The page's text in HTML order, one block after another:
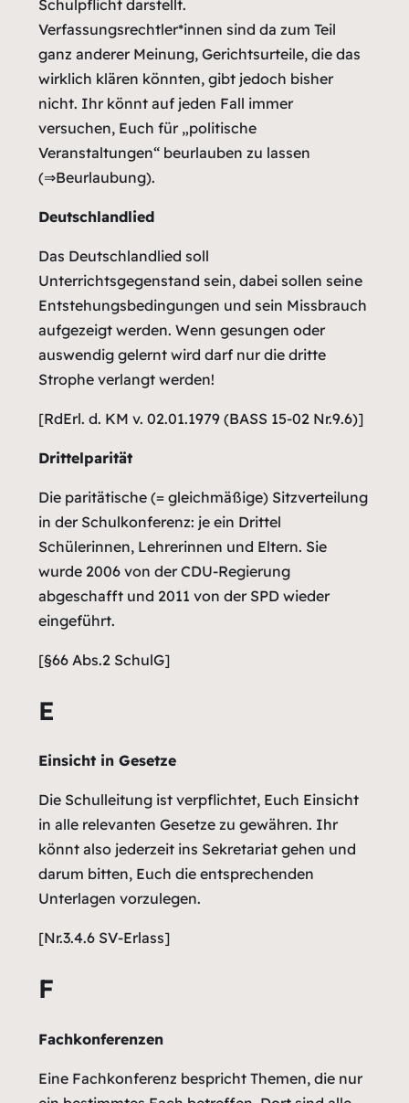
Schulpflicht darstellt.
Verfassungsrechtler*innen sind da zum Teil
ganz anderer Meinung, Gerichtsurteile, die das
wirklich klären könnten, gibt jedoch bisher
nicht. Ihr könnt auf jeden Fall immer
versuchen, Euch für „politische
Veranstaltungen“ beurlauben zu lassen
(⇒Beurlaubung).
Deutschlandlied
Das Deutschlandlied soll
Unterrichtsgegenstand sein, dabei sollen seine
Entstehungsbedingungen und sein Missbrauch
aufgezeigt werden. Wenn gesungen oder
auswendig gelernt wird darf nur die dritte
Strophe verlangt werden!
[RdErl. d. KM v. 02.01.1979 (BASS 15-02 Nr.9.6)]
Drittelparität
Die paritätische (= gleichmäßige) Sitzverteilung
in der Schulkonferenz: je ein Drittel
Schülerinnen, Lehrerinnen und Eltern. Sie
wurde 2006 von der CDU-Regierung
abgeschafft und 2011 von der SPD wieder
eingeführt.
[§66 Abs.2 SchulG]
E
Einsicht in Gesetze
Die Schulleitung ist verpflichtet, Euch Einsicht
in alle relevanten Gesetze zu gewähren. Ihr
könnt also jederzeit ins Sekretariat gehen und
darum bitten, Euch die entsprechenden
Unterlagen vorzulegen.
[Nr.3.4.6 SV-Erlass]
F
Fachkonferenzen
Eine Fachkonferenz bespricht Themen, die nur